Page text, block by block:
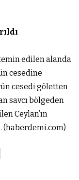
edilen alanda
cesedine
cesedi göletten
savcı bölgeden
Ceylan’ın
(haberdemi.com)